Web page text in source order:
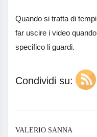
Quando si tratta di
far uscire i video
specifico li guardi.
Condividi su:
VALERIO SANNA